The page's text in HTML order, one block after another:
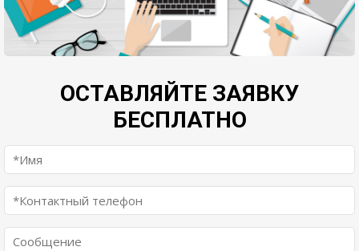
ОСТАВЛЯЙТЕ ЗАЯВКУ
БЕСПЛАТНО